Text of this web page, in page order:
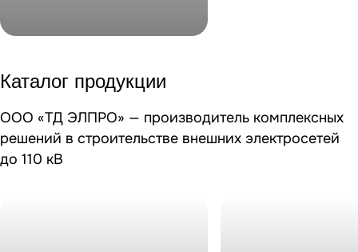
энергетических объектов от
БПЛА
Каталог продукции
ООО «ТД ЭЛПРО» — производитель комплексных
решений в строительстве внешних электросетей
до 110 кВ